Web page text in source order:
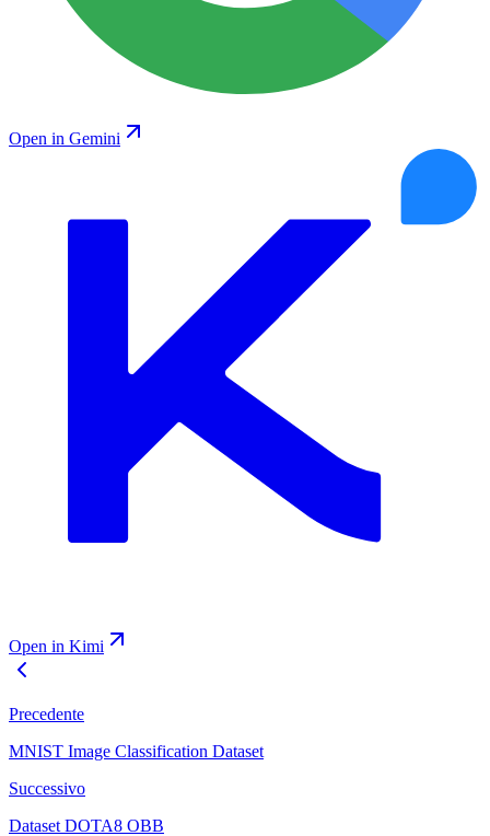
Open in Gemini
Open in Kimi
Precedente
MNIST Image Classification Dataset
Successivo
Dataset DOTA8 OBB